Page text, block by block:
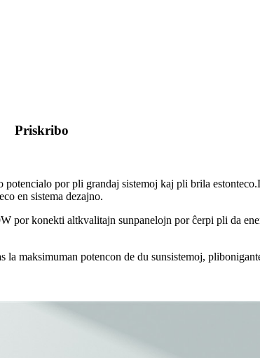
Priskribo
por pli grandaj sistemoj kaj pli brila
en sistema dezajno.
por konekti altkvalitajn sunpanelojn por ĉerpi pli da
maksimuman potencon de du sunsistemoj,